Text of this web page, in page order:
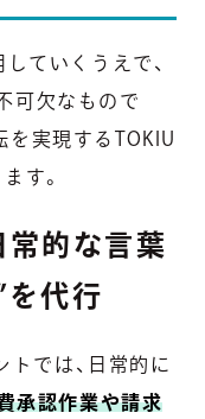
ていくうえで、
可欠なもので
を実現するTOKIU
す。
的な言葉
を代行
では、日常的に
承認作業や請求